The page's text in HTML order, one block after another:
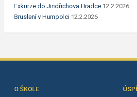
Exkurze do Jindřichova Hradce 12.2.2026
Bruslení v Humpolci 12.2.2026
O ŠKOLE